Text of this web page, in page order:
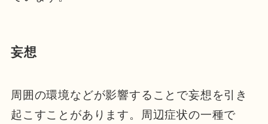
妄想
周囲の環境などが影響することで妄想を引き
起こすことがあります。周辺症状の一種で